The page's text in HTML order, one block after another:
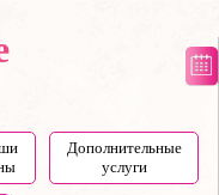
Дополнительные
услуги